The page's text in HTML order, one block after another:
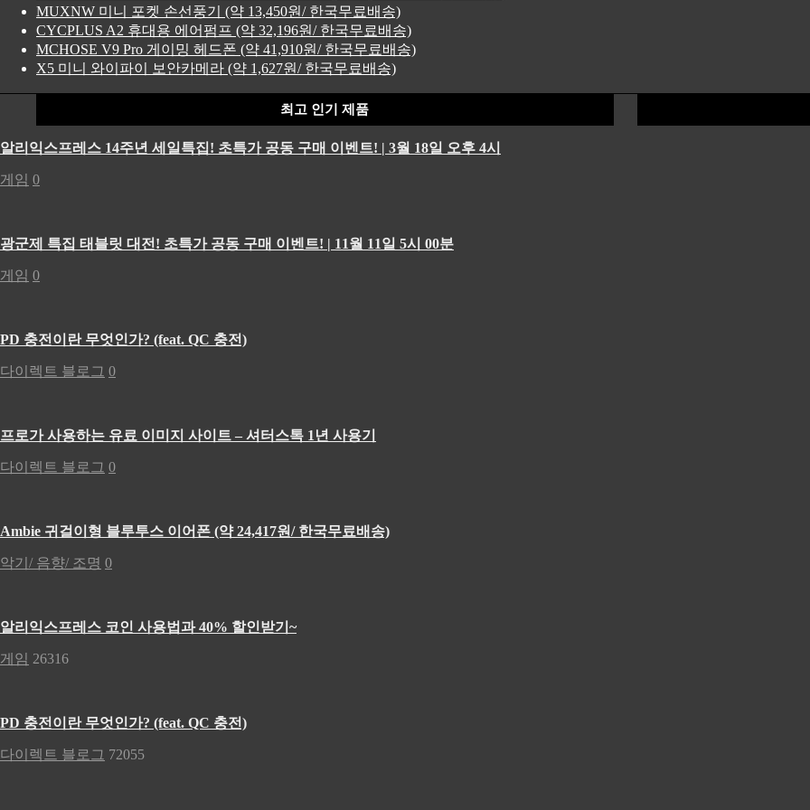
MUXNW 미니 포켓 손선풍기 (약 13,450원/ 한국무료배송)
CYCPLUS A2 휴대용 에어펌프 (약 32,196원/ 한국무료배송)
MCHOSE V9 Pro 게이밍 헤드폰 (약 41,910원/ 한국무료배송)
X5 미니 와이파이 보안카메라 (약 1,627원/ 한국무료배송)
최고 인기 제품
알리익스프레스 14주년 세일특집! 초특가 공동 구매 이벤트! | 3월 18일 오후 4시
게임 0
광군제 특집 태블릿 대전! 초특가 공동 구매 이벤트! | 11월 11일 5시 00분
게임 0
PD 충전이란 무엇인가? (feat. QC 충전)
다이렉트 블로그 0
프로가 사용하는 유료 이미지 사이트 – 셔터스톡 1년 사용기
다이렉트 블로그 0
Ambie 귀걸이형 블루투스 이어폰 (약 24,417원/ 한국무료배송)
악기/ 음향/ 조명 0
알리익스프레스 코인 사용법과 40% 할인받기~
게임 26316
PD 충전이란 무엇인가? (feat. QC 충전)
다이렉트 블로그 72055